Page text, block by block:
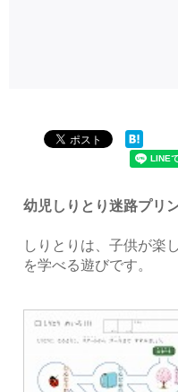
幼児しりとり迷路プリ
しりとりは、子供が楽
を学べる遊びです。